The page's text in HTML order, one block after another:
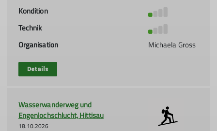
Kondition
Technik
Organisation
Michaela Gross
Details
Wasserwanderweg und
Engenlochschlucht, Hittisau
18.10.2026